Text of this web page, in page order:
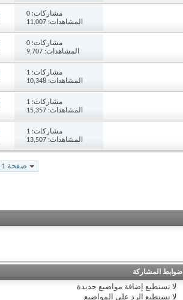
مشاركات:0
المشاهدات: 11,007
مشاركات:0
المشاهدات: 9,707
مشاركات:1
المشاهدات: 10,348
مشاركات:1
المشاهدات: 15,357
مشاركات:1
المشاهدات: 13,507
صفحة 1 من 44
ضوابط المشاركة
لا تستطيعإضافة مواضيع جديدة
لا تستطيعالرد على المواضيع